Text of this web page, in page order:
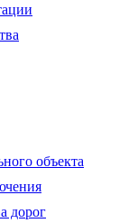
объекта
дорог